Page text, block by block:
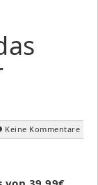
Keine Kommentare